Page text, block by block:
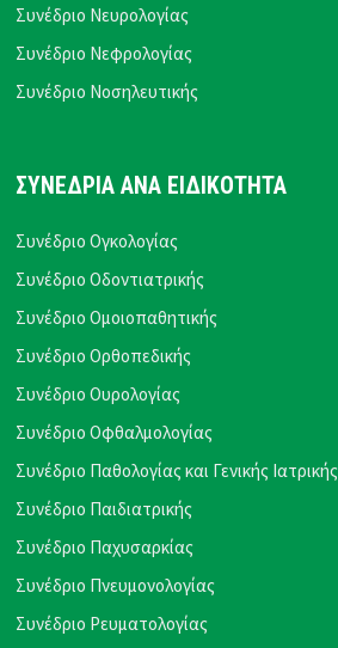
Συνέδριο Νευρολογίας
Συνέδριο Νεφρολογίας
Συνέδριο Νοσηλευτικής
ΣΥΝΕΔΡΙΑ ΑΝΑ ΕΙΔΙΚΟΤΗΤΑ
Συνέδριο Ογκολογίας
Συνέδριο Οδοντιατρικής
Συνέδριο Ομοιοπαθητικής
Συνέδριο Ορθοπεδικής
Συνέδριο Ουρολογίας
Συνέδριο Οφθαλμολογίας
Συνέδριο Παθολογίας και Γενικής Ιατρικής
Συνέδριο Παιδιατρικής
Συνέδριο Παχυσαρκίας
Συνέδριο Πνευμονολογίας
Συνέδριο Ρευματολογίας